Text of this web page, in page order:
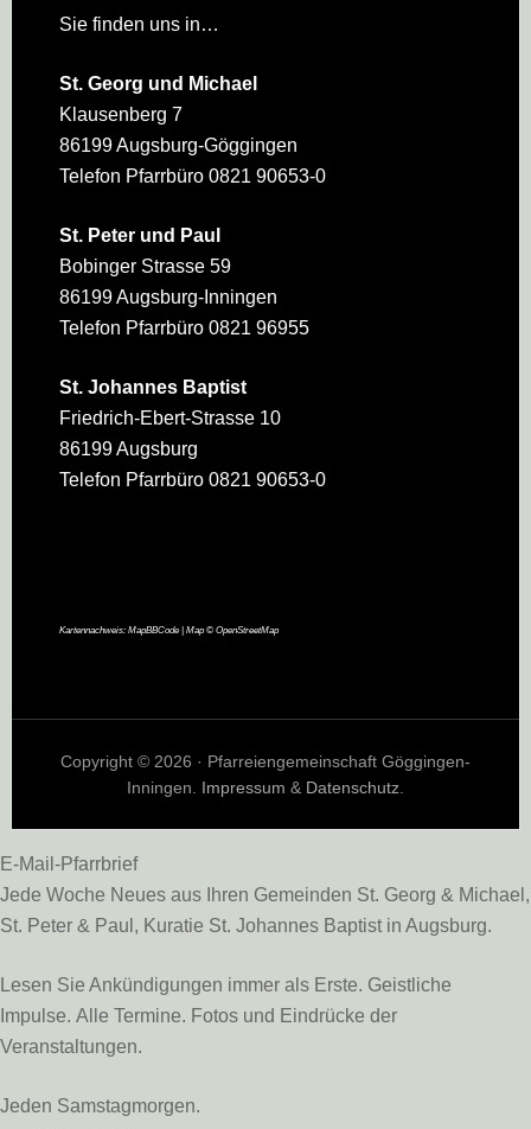
Sie finden uns in…
St. Georg und Michael
Klausenberg 7
86199 Augsburg-Göggingen
Telefon Pfarrbüro 0821 90653-0
St. Peter und Paul
Bobinger Strasse 59
86199 Augsburg-Inningen
Telefon Pfarrbüro 0821 96955
St. Johannes Baptist
Friedrich-Ebert-Strasse 10
86199 Augsburg
Telefon Pfarrbüro 0821 90653-0
Kartennachweis: MapBBCode| Map © OpenStreetMap
Copyright © 2026 · Pfarreiengemeinschaft Göggingen-
Inningen. Impressum & Datenschutz.
E-Mail-Pfarrbrief
Jede Woche Neues aus Ihren Gemeinden St. Georg & Michael,
St. Peter & Paul, Kuratie St. Johannes Baptist in Augsburg.
Lesen Sie Ankündigungen immer als Erste. Geistliche
Impulse. Alle Termine. Fotos und Eindrücke der
Veranstaltungen.
Jeden Samstagmorgen.